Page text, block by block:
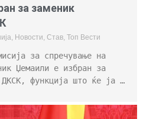
за заменик
Новости Став Топ Вести
за спречување на
Џемаили е избран за
ДКСК, функција што ќе ја …